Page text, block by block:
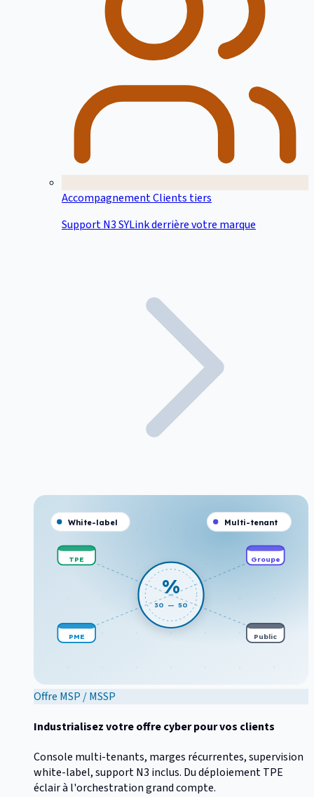
Accompagnement Clients tiers
Support N3 SYLink derrière votre marque
%
30 — 50
TPE
PME
Groupe
Public
White-label Multi-tenant
Offre MSP / MSSP
Industrialisez votre offre cyber pour vos clients
Console multi-tenants, marges récurrentes, supervision
white-label, support N3 inclus. Du déploiement TPE
éclair à l'orchestration grand compte.